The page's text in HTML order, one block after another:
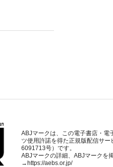
ABJマークは、この電子書店・電
ツ使用許諾を得た正規版配信サ
6091713号）です。
ABJマークの詳細、ABJマークを
→https://aebs.or.jp/